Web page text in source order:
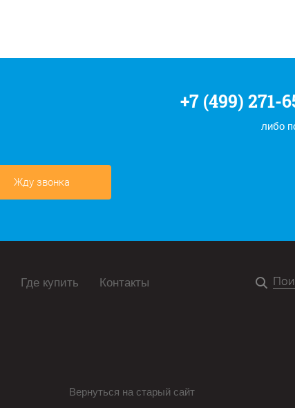
+7 (499) 271-
либо
Жду звонка
Где купить Контакты
Вернуться на старый сайт